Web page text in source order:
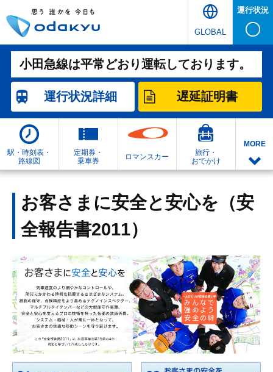
GLOBAL
運行状況
小田急線は平常どおり運転しております。
運行状況詳細 遅延証明書
駅・時刻表・
路線図
定期券・
乗車券
ロマンスカー
旅行・
おでかけ
MORE
お客さまに安全と安心を（安
全報告書2011）